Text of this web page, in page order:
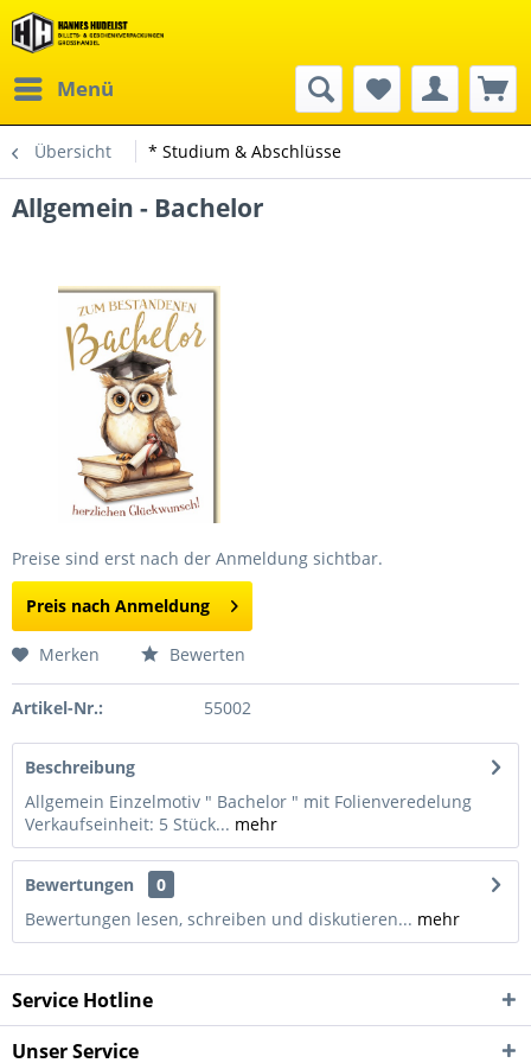
Menü
Übersicht * Studium & Abschlüsse
Allgemein - Bachelor
Preise sind erst nach der Anmeldung sichtbar.
Preis nach Anmeldung
Merken Bewerten
Artikel-Nr.: 55002
Beschreibung
Allgemein Einzelmotiv " Bachelor " mit Folienveredelung
Verkaufseinheit: 5 Stück... mehr
Bewertungen
0
Bewertungen lesen, schreiben und diskutieren... mehr
Service Hotline
Unser Service